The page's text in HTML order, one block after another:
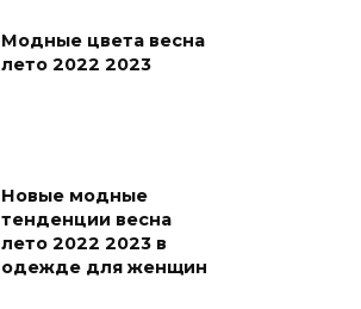
Модные цвета весна
лето 2022 2023
Новые модные
тенденции весна
лето 2022 2023 в
одежде для женщин